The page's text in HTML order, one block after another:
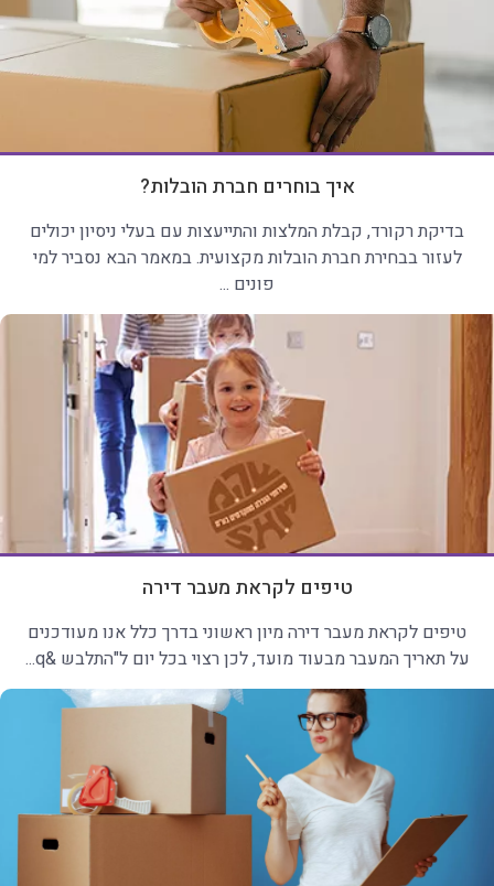
איך בוחרים חברת הובלות?
בדיקת רקורד, קבלת המלצות והתייעצות עם בעלי ניסיון יכולים
לעזור בבחירת חברת הובלות מקצועית. במאמר הבא נסביר למי
פונים ...
טיפים לקראת מעבר דירה
טיפים לקראת מעבר דירה מיון ראשוני בדרך כלל אנו מעודכנים
על תאריך המעבר מבעוד מועד, לכן רצוי בכל יום ל"התלבש &q...